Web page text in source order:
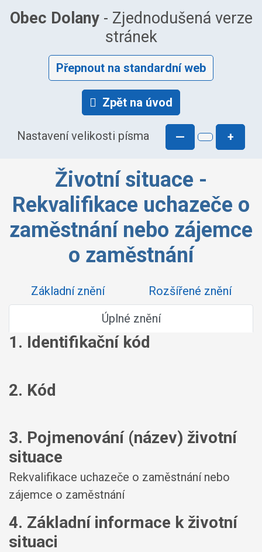
Obec Dolany- Zjednodušená verze
stránek
Přepnout na standardní web
Zpět na úvod
Nastavení velikosti písma — +
Životní situace -
Rekvalifikace uchazeče o
zaměstnání nebo zájemce
o zaměstnání
Základní znění
Rozšířené znění
Úplné znění
1. Identifikační kód
2. Kód
3. Pojmenování (název) životní
situace
Rekvalifikace uchazeče o zaměstnání nebo
zájemce o zaměstnání
4. Základní informace k životní
situaci